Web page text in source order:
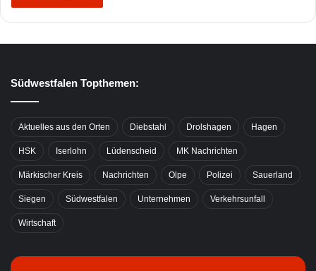
Südwestfalen Topthemen:
Aktuelles aus den Orten Diebstahl Drolshagen Hagen
HSK Iserlohn Lüdenscheid MK Nachrichten
Märkischer Kreis Nachrichten Olpe Polizei Sauerland
Siegen Südwestfalen Unternehmen Verkehrsunfall
Wirtschaft